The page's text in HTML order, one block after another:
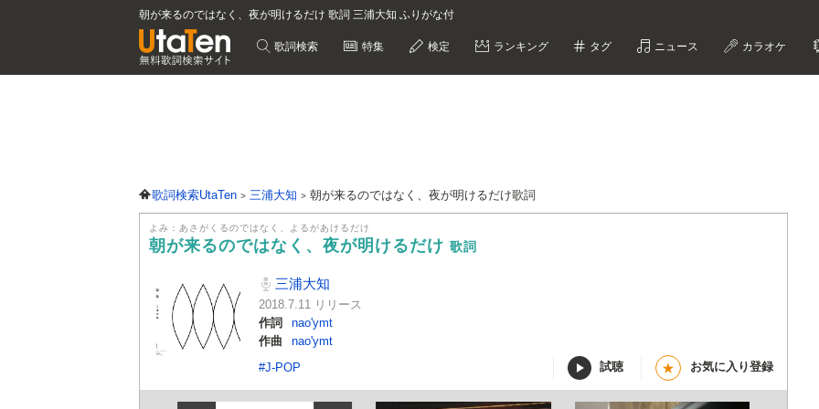
朝が来るのではなく、夜が明けるだけ 歌詞 三浦大知 ふりがな付
歌詞検索 特集 検定 ランキング タグ ニュース カラオケ
歌詞検索UtaTen 三浦大知 朝が来るのではなく、夜が明けるだけ歌詞
よみ：あさがくるのではなく、よるがあけるだけ
朝が来るのではなく、夜が明けるだけ 歌詞
三浦大知
2018.7.11 リリース
作詞
nao'ymt
作曲
nao'ymt
#J-POP
試聴 ★ お気に入り登録